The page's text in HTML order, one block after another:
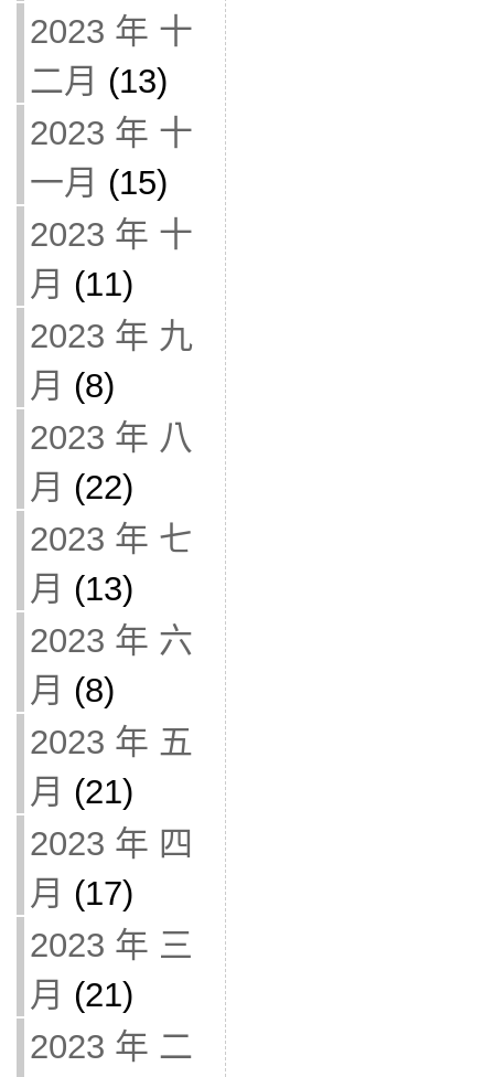
2023 年 十
二月 (13)
2023 年 十
一月 (15)
2023 年 十
月 (11)
2023 年 九
月 (8)
2023 年 八
月 (22)
2023 年 七
月 (13)
2023 年 六
月 (8)
2023 年 五
月 (21)
2023 年 四
月 (17)
2023 年 三
月 (21)
2023 年 二